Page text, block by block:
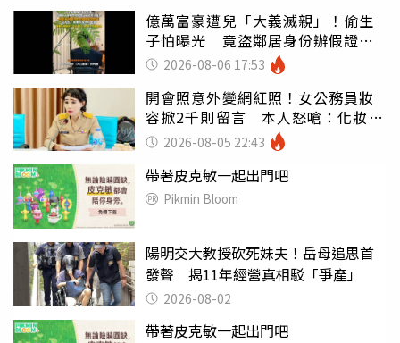
億萬富豪遭兒「大義滅親」！偷生
子怕曝光 竟盜鄰居身份辦假證落
戶 2026-08-06 17:53
開會照意外變網紅照！女公務員妝
容掀2千則留言 本人怒嗆：化妝有
錯嗎2026-08-05 22:43
帶著皮克敏一起出門吧
Pikmin Bloom
陽明交大教授砍死妹夫！岳母追思首
發聲 揭11年經營真相駁「爭產」
2026-08-02
帶著皮克敏一起出門吧